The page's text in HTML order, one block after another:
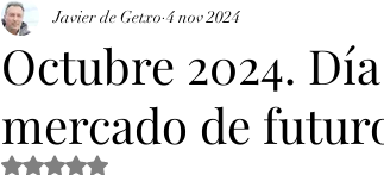
Octubre 2024.
mercado de
Javier de Getxo 4 nov 2024
Obtuvo NaN de 5 estrellas.